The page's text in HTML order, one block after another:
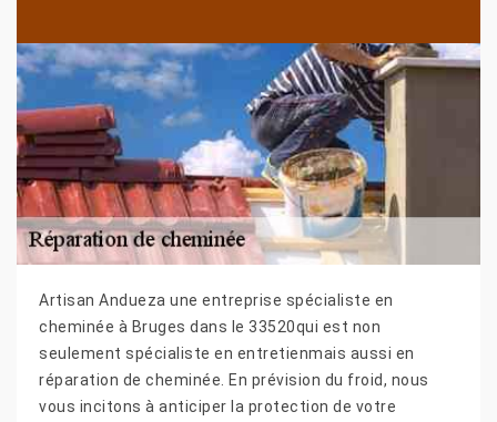
Artisan Andueza une entreprise spécialiste en
cheminée à Bruges dans le 33520qui est non
seulement spécialiste en entretienmais aussi en
réparation de cheminée. En prévision du froid, nous
vous incitons à anticiper la protection de votre